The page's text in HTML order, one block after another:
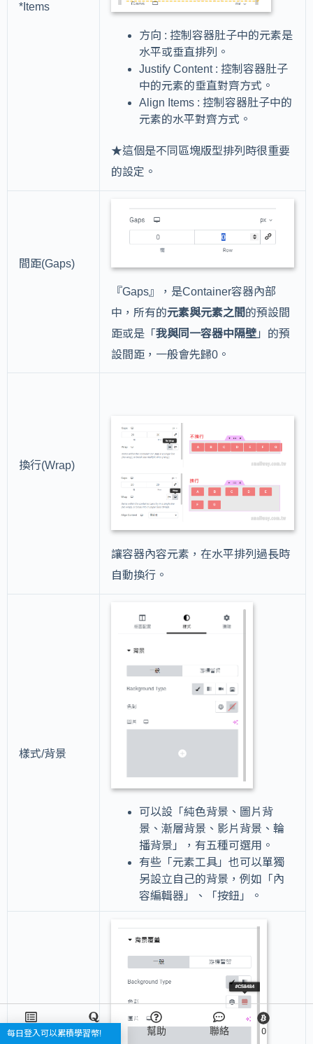
*Items
方向 : 控制容器肚子中的元素是
水平或垂直排列。
Justify Content : 控制容器肚子
中的元素的垂直對齊方式。
Align Items : 控制容器肚子中的
元素的水平對齊方式。
★這個是不同區塊版型排列時很重要
的設定。
間距(Gaps)
『Gaps』，是Container容器內部
中，所有的元素與元素之間的預設間
距或是「 我與同一容器中隔壁 」的預
設間距，一般會先歸0。
換行(Wrap)
讓容器內容元素，在水平排列過長時
自動換行。
樣式/背景
可以設「純色背景、圖片背
景、漸層背景、影片背景、輪
播背景」，有五種可選用。
有些「元素工具」也可以單獨
另設立自己的背景，例如「內
容編輯器」、「按鈕」。
章節 發問 幫助 聯絡 0
每日登入可以累積學習幣!